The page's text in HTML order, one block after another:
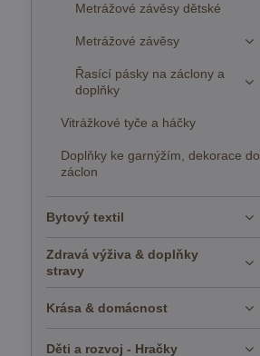
Metrážové závěsy dětské
Metrážové závěsy
Řasící pásky na záclony a
doplňky
Vitrážkové tyče a háčky
Doplňky ke garnýžím, dekorace do
záclon
Bytový textil
Zdravá výživa & doplňky
stravy
Krása & domácnost
Děti a rozvoj - Hračky